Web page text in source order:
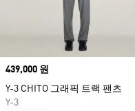
Price
439,000 원
Y-3 CHITO 그래픽 트랙 팬츠
Y-3